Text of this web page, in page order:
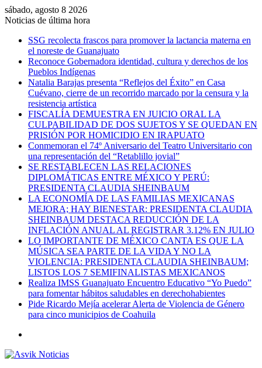
sábado, agosto 8 2026
Noticias de última hora
SSG recolecta frascos para promover la lactancia materna en
el noreste de Guanajuato
Reconoce Gobernadora identidad, cultura y derechos de los
Pueblos Indígenas
Natalia Barajas presenta “Reflejos del Éxito” en Casa
Cuévano, cierre de un recorrido marcado por la censura y la
resistencia artística
FISCALÍA DEMUESTRA EN JUICIO ORAL LA
CULPABILIDAD DE DOS SUJETOS Y SE QUEDAN EN
PRISIÓN POR HOMICIDIO EN IRAPUATO
Conmemoran el 74º Aniversario del Teatro Universitario con
una representación del “Retablillo jovial”
SE RESTABLECEN LAS RELACIONES
DIPLOMÁTICAS ENTRE MÉXICO Y PERÚ:
PRESIDENTA CLAUDIA SHEINBAUM
LA ECONOMÍA DE LAS FAMILIAS MEXICANAS
MEJORA; HAY BIENESTAR: PRESIDENTA CLAUDIA
SHEINBAUM DESTACA REDUCCIÓN DE LA
INFLACIÓN ANUAL AL REGISTRAR 3.12% EN JULIO
LO IMPORTANTE DE MÉXICO CANTA ES QUE LA
MÚSICA SEA PARTE DE LA VIDA Y NO LA
VIOLENCIA: PRESIDENTA CLAUDIA SHEINBAUM;
LISTOS LOS 7 SEMIFINALISTAS MEXICANOS
Realiza IMSS Guanajuato Encuentro Educativo “Yo Puedo”
para fomentar hábitos saludables en derechohabientes
Pide Ricardo Mejía acelerar Alerta de Violencia de Género
para cinco municipios de Coahuila